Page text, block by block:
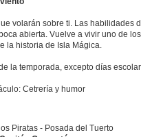
volarán sobre ti. Las habilidades
abierta. Vuelve a vivir uno de
la historia de Isla Mágica.
la temporada, excepto días
Cetrería y humor
Piratas - Posada del Tuerto